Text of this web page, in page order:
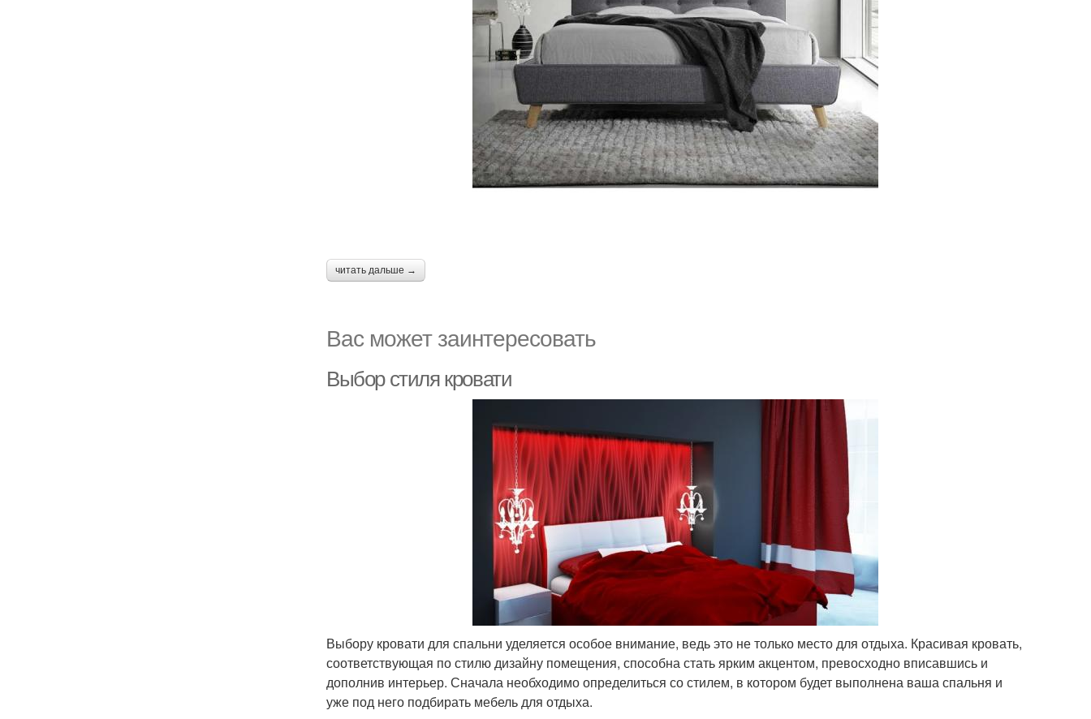
читать дальше →
Вас может заинтересовать
Выбор стиля кровати
Выбору кровати для спальни уделяется особое внимание, ведь это не только место для отдыха. Красивая кровать,
соответствующая по стилю дизайну помещения, способна стать ярким акцентом, превосходно вписавшись и
дополнив интерьер. Сначала необходимо определиться со стилем, в котором будет выполнена ваша спальня и
уже под него подбирать мебель для отдыха.